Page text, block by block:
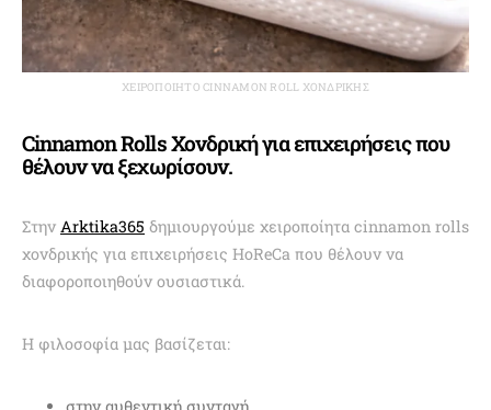
ΧΕΙΡΟΠΟΊΗΤΟ CINNAMON ROLL ΧΟΝΔΡΙΚΉΣ
Cinnamon Rolls Χονδρική για επιχειρήσεις που
θέλουν να ξεχωρίσουν.
Στην Arktika365 δημιουργούμε χειροποίητα cinnamon rolls
χονδρικής για επιχειρήσεις HoReCa που θέλουν να
διαφοροποιηθούν ουσιαστικά.
Η φιλοσοφία μας βασίζεται: